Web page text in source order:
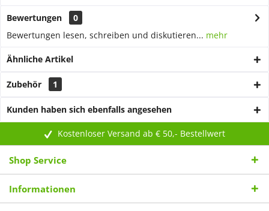
Bewertungen
0
Bewertungen lesen, schreiben und diskutieren... mehr
Ähnliche Artikel
Zubehör 1
Kunden haben sich ebenfalls angesehen
Kostenloser Versand ab € 50,- Bestellwert
Shop Service
Informationen